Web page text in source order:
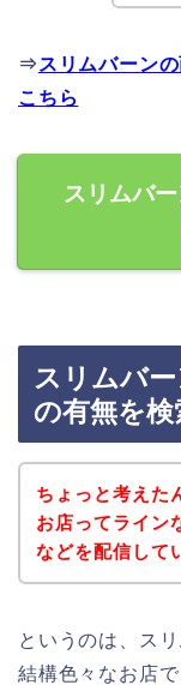
⇒ スリムバーン
こちら
スリムバ
スリムバ
の有無を検
ちょっと考えた
お店ってライン
などを配信して
というのは、ス
結構色々なお店